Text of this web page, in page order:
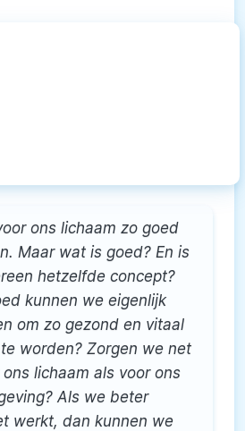
ons lichaam zo goed
Maar wat is goed? En is
hetzelfde concept?
kunnen we eigenlijk
om zo gezond en vitaal
worden? Zorgen we net
lichaam als voor ons
Als we beter
werkt, dan kunnen we